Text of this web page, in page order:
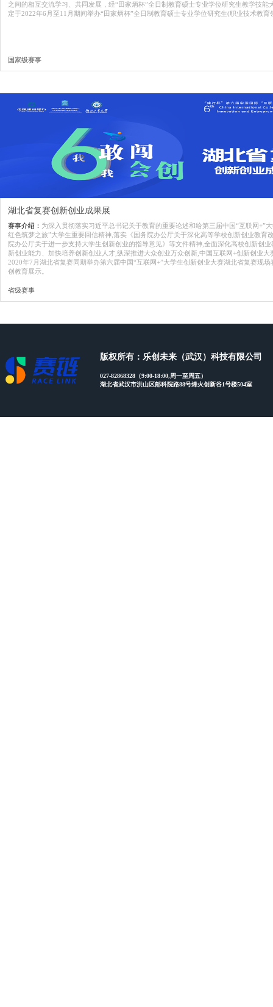
之间的相互交流学习、共同发展，经“田家炳杯”全日制教育硕士专业学位研究生教学技能
定于2022年6月至11月期间举办“田家炳杯”全日制教育硕士专业学位研究生(职业技术教育
国家级赛事
湖北省复赛创新创业成果展
赛事介绍： 为深入贯彻落实习近平总书记关于教育的重要论述和给第三届中国“互联网+”
红色筑梦之旅”大学生重要回信精神,落实《国务院办公厅关于深化高等学校创新创业教育
院办公厅关于进一步支持大学生创新创业的指导意见》等文件精神,全面深化高校创新创
新创业能力、加快培养创新创业人才,纵深推进大众创业万众创新,中国互联网+创新创业大
2020年7月湖北省复赛同期举办第六届中国“互联网+”大学生创新创业大赛湖北省复赛现
创教育展示。
省级赛事
版权所有：乐创未来（武汉）科技有限公司
027-82868328（9:00-18:00,周一至周五）
湖北省武汉市洪山区邮科院路88号烽火创新谷1号楼504室